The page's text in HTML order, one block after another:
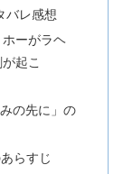
バレ感想
ーがラヘ
起こ
の先に」の
らすじ